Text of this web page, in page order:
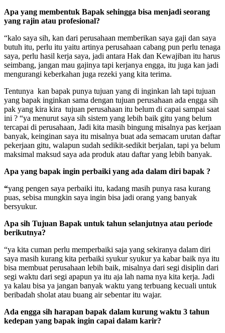
Apa yang membentuk Bapak sehingga bisa menjadi seorang
yang rajin atau profesional?
“kalo saya sih, kan dari perusahaan memberikan saya gaji dan saya
butuh itu, perlu itu yaitu artinya perusahaan cabang pun perlu tenaga
saya, perlu hasil kerja saya, jadi antara Hak dan Kewajiban itu harus
seimbang, jangan mau gajinya tapi kerjanya engga, itu juga kan jadi
mengurangi keberkahan juga rezeki yang kita terima.
Tentunya kan bapak punya tujuan yang di inginkan lah tapi tujuan
yang bapak inginkan sama dengan tujuan perusahaan ada engga sih
pak yang kira kira tujuan perusahaan itu belum di capai sampai saat
ini ? “ya menurut saya sih sistem yang lebih baik gitu yang belum
tercapai di perusahaan, Jadi kita masih bingung misalnya pas kerjaan
banyak, keinginan saya itu misalnya buat ada semacam urutan daftar
pekerjaan gitu, walapun sudah sedikit-sedikit berjalan, tapi ya belum
maksimal maksud saya ada produk atau daftar yang lebih banyak.
Apa yang bapak ingin perbaiki yang ada dalam diri bapak ?
“yang pengen saya perbaiki itu, kadang masih punya rasa kurang
puas, sebisa mungkin saya ingin bisa jadi orang yang banyak
bersyukur.
Apa sih Tujuan Bapak untuk tahun selanjutnya atau periode
berikutnya?
“ya kita cuman perlu memperbaiki saja yang sekiranya dalam diri
saya masih kurang kita perbaiki syukur syukur ya kabar baik nya itu
bisa membuat perusahaan lebih baik, misalnya dari segi disiplin dari
segi waktu dari segi apapun ya itu aja lah nama nya kita kerja. Jadi
ya kalau bisa ya jangan banyak waktu yang terbuang kecuali untuk
beribadah sholat atau buang air sebentar itu wajar.
Ada engga sih harapan bapak dalam kurung waktu 3 tahun
kedepan yang bapak ingin capai dalam karir?